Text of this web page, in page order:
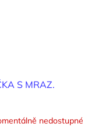
S MRAZ.
nedostupné